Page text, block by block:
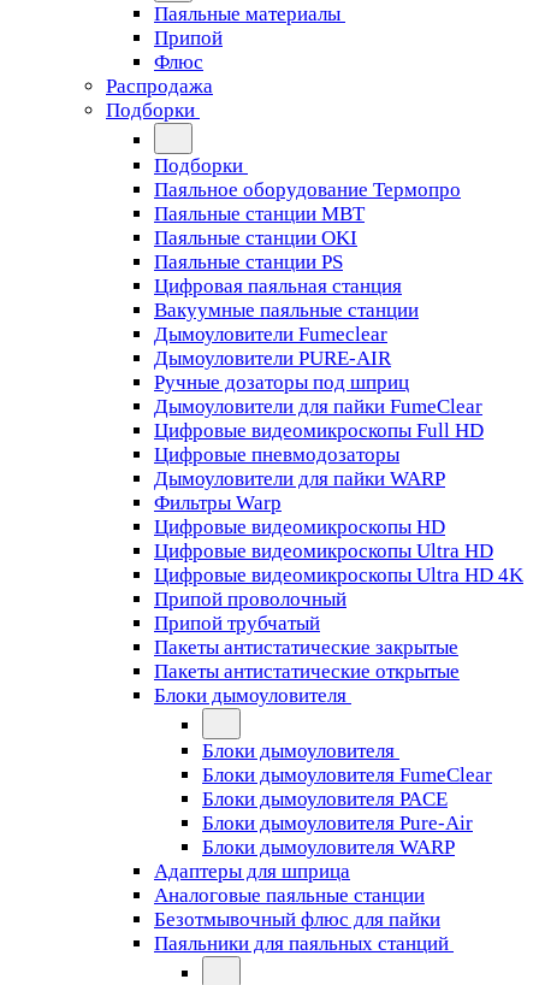
Паяльные материалы
Припой
Флюс
Распродажа
Подборки
Подборки
Паяльное оборудование Термопро
Паяльные станции MBT
Паяльные станции OKI
Паяльные станции PS
Цифровая паяльная станция
Вакуумные паяльные станции
Дымоуловители Fumeclear
Дымоуловители PURE-AIR
Ручные дозаторы под шприц
Дымоуловители для пайки FumeClear
Цифровые видеомикроскопы Full HD
Цифровые пневмодозаторы
Дымоуловители для пайки WARP
Фильтры Warp
Цифровые видеомикроскопы HD
Цифровые видеомикроскопы Ultra HD
Цифровые видеомикроскопы Ultra HD 4K
Припой проволочный
Припой трубчатый
Пакеты антистатические закрытые
Пакеты антистатические открытые
Блоки дымоуловителя
Блоки дымоуловителя
Блоки дымоуловителя FumeClear
Блоки дымоуловителя PACE
Блоки дымоуловителя Pure-Air
Блоки дымоуловителя WARP
Адаптеры для шприца
Аналоговые паяльные станции
Безотмывочный флюс для пайки
Паяльники для паяльных станций